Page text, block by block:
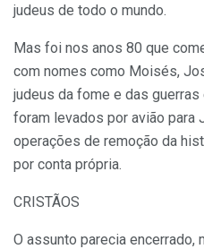
judeus de todo o mundo.
Mas foi nos anos 80 que
com nomes como Moisés,
judeus da fome e das
foram levados por avião para
operações de remoção da
por conta própria.
CRISTÃOS
O assunto parecia encerrado,